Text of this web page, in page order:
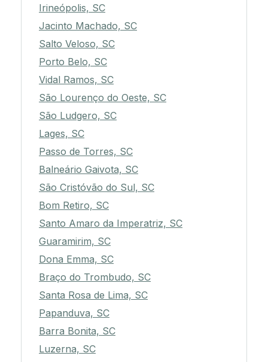
Irineópolis, SC
Jacinto Machado, SC
Salto Veloso, SC
Porto Belo, SC
Vidal Ramos, SC
São Lourenço do Oeste, SC
São Ludgero, SC
Lages, SC
Passo de Torres, SC
Balneário Gaivota, SC
São Cristóvão do Sul, SC
Bom Retiro, SC
Santo Amaro da Imperatriz, SC
Guaramirim, SC
Dona Emma, SC
Braço do Trombudo, SC
Santa Rosa de Lima, SC
Papanduva, SC
Barra Bonita, SC
Luzerna, SC